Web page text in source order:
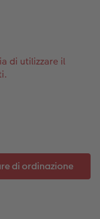
di utilizzare il